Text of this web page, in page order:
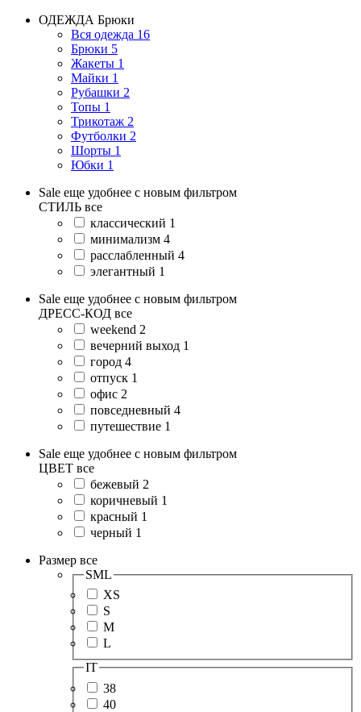
ОДЕЖДА Брюки
Вся одежда 16
Брюки 5
Жакеты 1
Майки 1
Рубашки 2
Топы 1
Трикотаж 2
Футболки 2
Шорты 1
Юбки 1
Sale еще удобнее с новым фильтром
СТИЛЬ все
классический 1
минимализм 4
расслабленный 4
элегантный 1
Sale еще удобнее с новым фильтром
ДРЕСС-КОД все
weekend 2
вечерний выход 1
город 4
отпуск 1
офис 2
повседневный 4
путешествие 1
Sale еще удобнее с новым фильтром
ЦВЕТ все
бежевый 2
коричневый 1
красный 1
черный 1
Размер все
SML
XS
S
M
L
IT
38
40